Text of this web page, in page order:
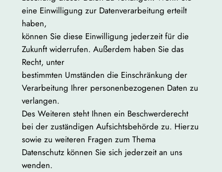
eine Einwilligung zur Datenverarbeitung erteilt
haben,
können Sie diese Einwilligung jederzeit für die
Zukunft widerrufen. Außerdem haben Sie das
Recht, unter
bestimmten Umständen die Einschränkung der
Verarbeitung Ihrer personenbezogenen Daten zu
verlangen.
Des Weiteren steht Ihnen ein Beschwerderecht
bei der zuständigen Aufsichtsbehörde zu. Hierzu
sowie zu weiteren Fragen zum Thema
Datenschutz können Sie sich jederzeit an uns
wenden.